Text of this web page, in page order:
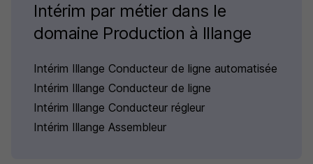
Intérim par métier dans le
domaine Production à Illange
Intérim Illange Conducteur de ligne automatisée
Intérim Illange Conducteur de ligne
Intérim Illange Conducteur régleur
Intérim Illange Assembleur